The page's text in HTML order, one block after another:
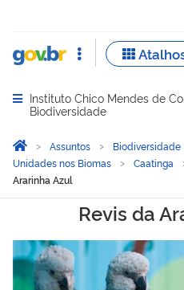
Abrir menu principal de
Instituto Chico Mendes de
Biodiversidade
Você está aqui:
Página Inicial
Assuntos Biodiversidade
Unidades nos Biomas
Caatinga
Ararinha Azul
Revis daRevis da